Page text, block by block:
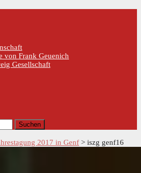
von Frank Geuenich
Gesellschaft
2017 in Genf > iszg genf16